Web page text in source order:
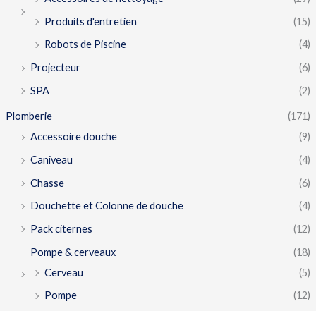
Produits d'entretien
(15)
Robots de Piscine
(4)
Projecteur
(6)
SPA
(2)
Plomberie
(171)
Accessoire douche
(9)
Caniveau
(4)
Chasse
(6)
Douchette et Colonne de douche
(4)
Pack citernes
(12)
Pompe & cerveaux
(18)
Cerveau
(5)
Pompe
(12)